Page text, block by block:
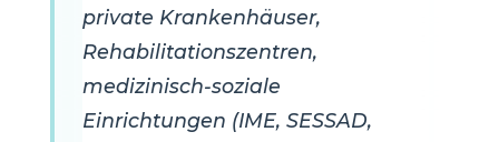
private Krankenhäuser,
Rehabilitationszentren,
medizinisch-soziale
Einrichtungen (IME, SESSAD,